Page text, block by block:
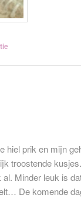
hiel prik en mijn
troostende
Minder leuk is
De komende